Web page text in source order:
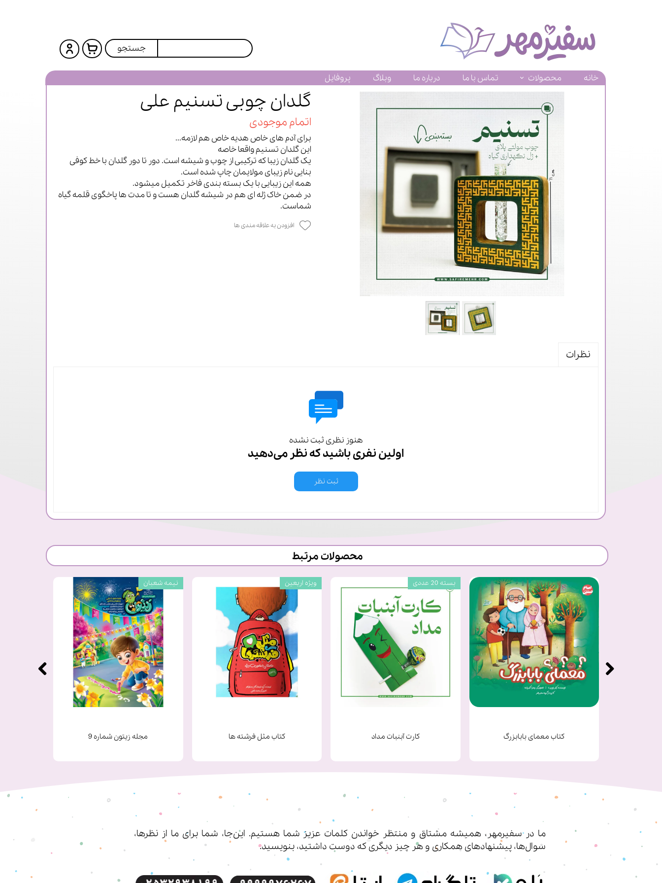
خانه محصولات تماس با ما درباره ما وبلاگ پروفایل
جستجو
گلدان چوبی تسنیم علی
اتمام موجودی
برای آدم های خاص هدیه خاص هم لازمه...
این گلدان تسنیم واقعا خاصه
یک گلدان زیبا که ترکیبی از چوب و شیشه است. دور تا دور گلدان با خط کوفی
بنایی نام زیبای مولایمان چاپ شده است.
همه این زیبایی با یک بسته بندی فاخر تکمیل میشود.
در ضمن خاک ژله ای هم در شیشه گلدان هست و تا مدت ها پاخگوی قلمه گیاه
شماست.
افزودن به علاقه مندی ها
نظرات
هنوز نظری ثبت نشده
اولین نفری باشید که نظر می‌دهید
ثبت نظر
محصولات مرتبط
مجله زیتون شماره 9
نیمه شعبان
کتاب مثل فرشته ها
ویژه اربعین
کارت آبنبات مداد
بسته 20 عددی
کتاب معمای بابابزرگ
ما در سفیرمهر، همیشه مشتاق و منتظر خواندن کلمات عزیز شما هستیم. این‌جا، شما برای ما از نظرها،
سوال‌ها، پیشنهادهای همکاری‌ و هر چیز دیگری که دوست داشتید، بنویسید.